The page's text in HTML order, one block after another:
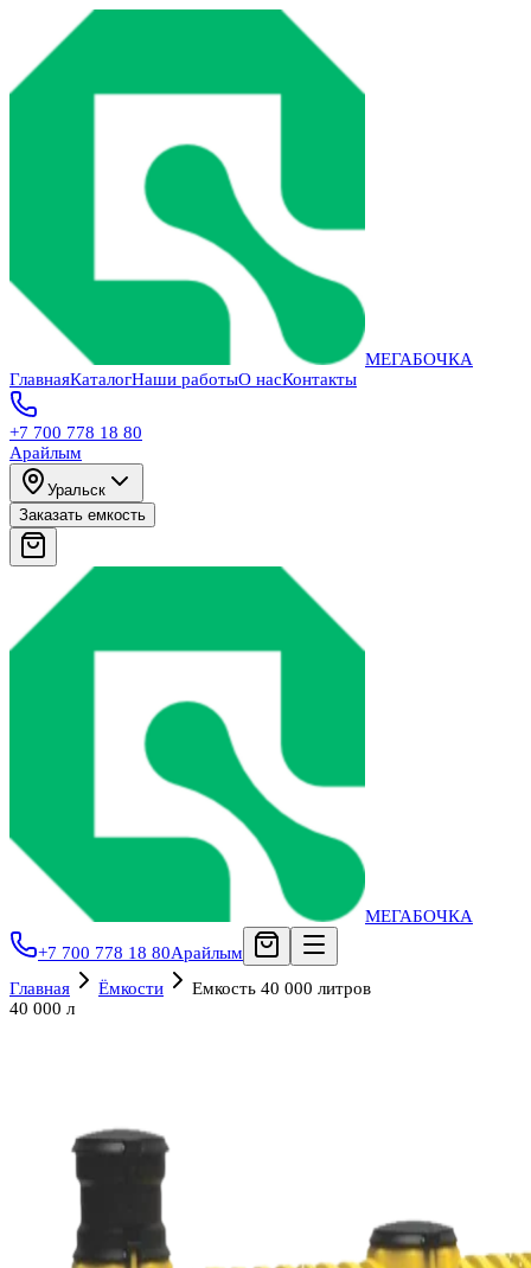
МЕГАБОЧКА
ГлавнаяКаталогНаши работыО насКонтакты
+7 700 778 18 80
Арайлым
Уральск
Заказать емкость
МЕГАБОЧКА
+7 700 778 18 80Арайлым
Главная
Ёмкости
Емкость 40 000 литров
40 000 л